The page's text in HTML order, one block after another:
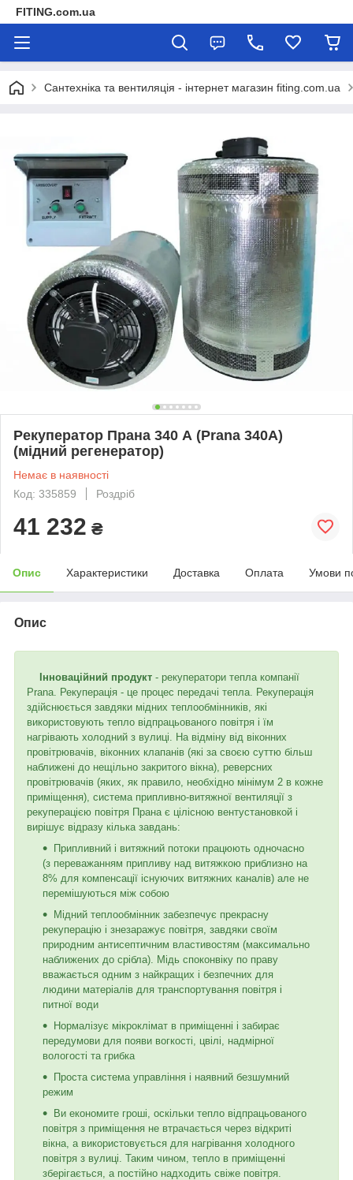
FITING.com.ua
Сантехніка та вентиляція - інтернет магазин fiting.com.ua
Рекуператор Прана 340 А (Prana 340A)
(мідний регенератор)
Немає в наявності
Код: 335859
Роздріб
41 232 ₴
Опис Характеристики Доставка Оплата Умови
Опис
Інноваційний продукт - рекуператори тепла компанії
Prana. Рекуперація - це процес передачі тепла. Рекуперація
здійснюється завдяки мідних теплообмінників, які
використовують тепло відпрацьованого повітря і їм
нагрівають холодний з вулиці. На відміну від віконних
провітрювачів, віконних клапанів (які за своєю суттю більш
наближені до нещільно закритого вікна), реверсних
провітрювачів (яких, як правило, необхідно мінімум 2 в кожне
приміщення), система припливно-витяжної вентиляції з
рекуперацією повітря Прана є цілісною вентустановкой і
вирішує відразу кілька завдань:
Припливний і витяжний потоки працюють одночасно
(з переважанням припливу над витяжкою приблизно на
8% для компенсації існуючих витяжних каналів) але не
перемішуються між собою
Мідний теплообмінник забезпечує прекрасну
рекуперацію і знезаражує повітря, завдяки своїм
природним антисептичним властивостям (максимально
наближених до срібла). Мідь споконвіку по праву
вважається одним з найкращих і безпечних для
людини матеріалів для транспортування повітря і
питної води
Нормалізує мікроклімат в приміщенні і забирає
передумови для появи вогкості, цвілі, надмірної
вологості та грибка
Проста система управління і наявний безшумний
режим
Ви економите гроші, оскільки тепло відпрацьованого
повітря з приміщення не втрачається через відкриті
вікна, а використовується для нагрівання холодного
повітря з вулиці. Таким чином, тепло в приміщенні
зберігається, а постійно надходить свіже повітря.